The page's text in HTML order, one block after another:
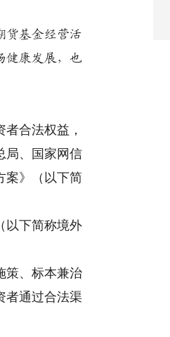
基金经营活
健康发展，也
合法权益，
局、国家网信
案》（以下简
下简称境外
、标本兼治
者通过合法渠